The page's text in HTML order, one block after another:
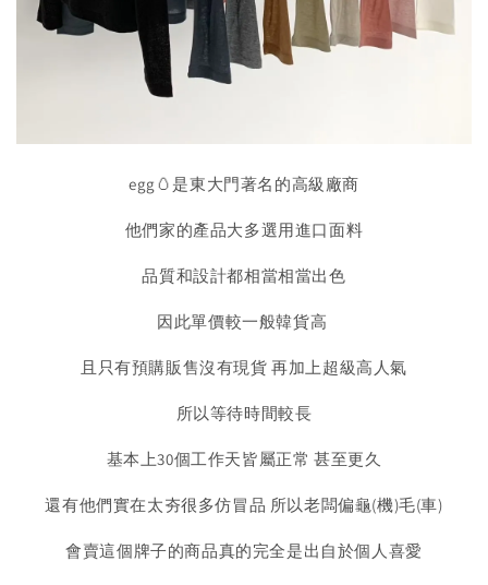
egg🥚是東大門著名的高級廠商
他們家的產品大多選用進口面料
品質和設計都相當相當出色
因此單價較一般韓貨高
且只有預購販售沒有現貨 再加上超級高人氣
所以等待時間較長
基本上30個工作天皆屬正常 甚至更久
還有他們實在太夯很多仿冒品 所以老闆偏龜(機)毛(車)
會賣這個牌子的商品真的完全是出自於個人喜愛